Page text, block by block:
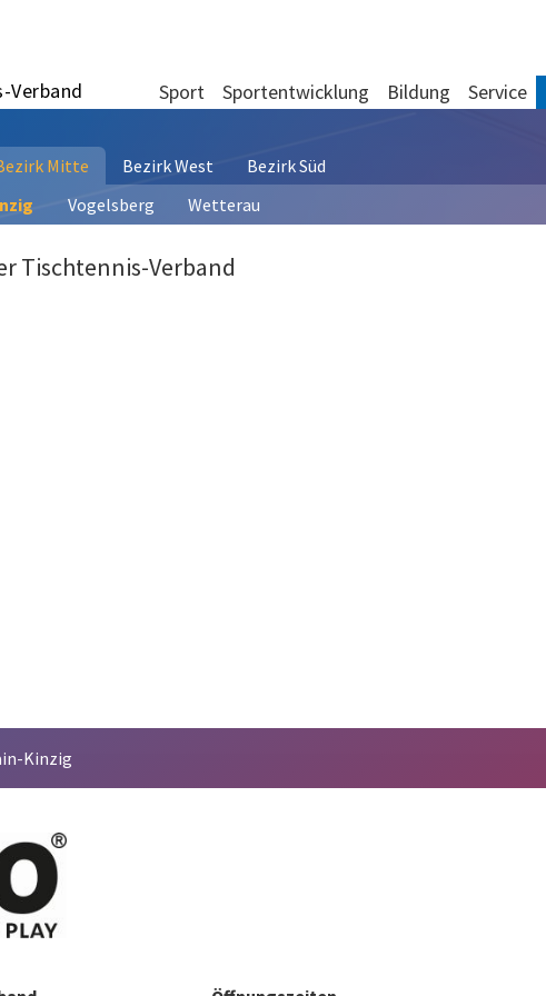
Verband
Sport Sportentwicklung Bildung Service
Mitte Bezirk West
Bezirk Süd
Vogelsberg Wetterau
Tischtennis-Verband
Kinzig